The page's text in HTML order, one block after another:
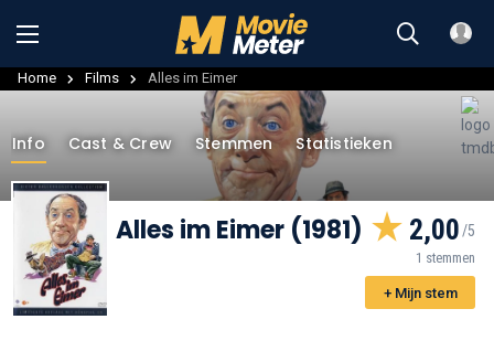
Home Films Alles im Eimer
Info Cast & Crew Stemmen Statistieken
Alles im Eimer (1981) 2,00
1 stemmen
+ Mijn stem